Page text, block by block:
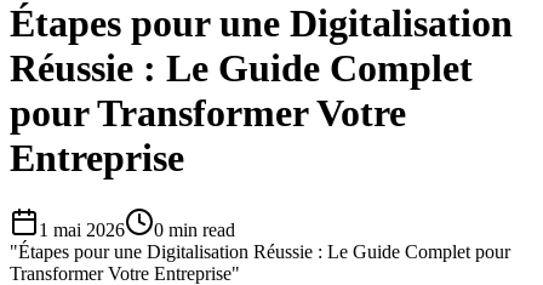
Étapes pour une Digitalisation
Réussie : Le Guide Complet
pour Transformer Votre
Entreprise
1 mai 2026 0 min read
"Étapes pour une Digitalisation Réussie : Le Guide Complet pour
Transformer Votre Entreprise"